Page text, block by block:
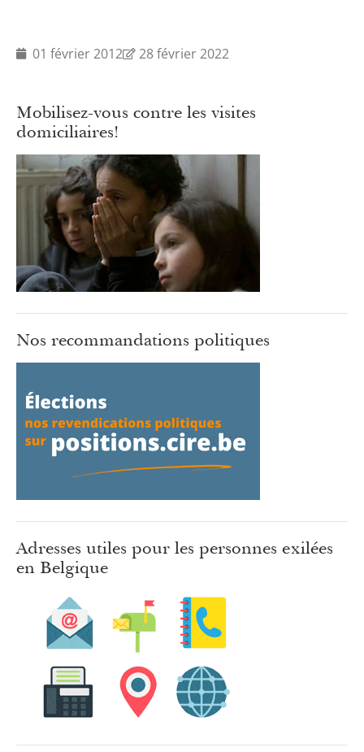
01 février 2012 28 février 2022
Mobilisez-vous contre les visites
domiciliaires!
Nos recommandations politiques
Adresses utiles pour les personnes exilées
en Belgique